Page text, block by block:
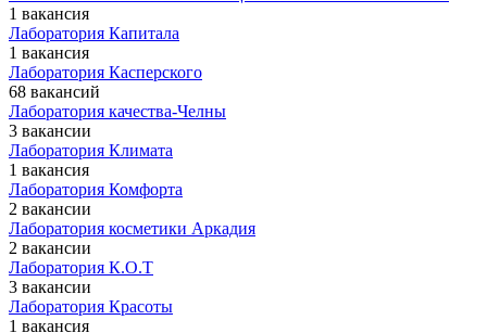
1 вакансия
Лаборатория Капитала
1 вакансия
Лаборатория Касперского
68 вакансий
Лаборатория качества-Челны
3 вакансии
Лаборатория Климата
1 вакансия
Лаборатория Комфорта
2 вакансии
Лаборатория косметики Аркадия
2 вакансии
Лаборатория К.О.Т
3 вакансии
Лаборатория Красоты
1 вакансия